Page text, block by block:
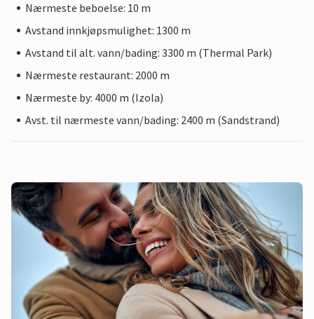
Nærmeste beboelse: 10 m
Avstand innkjøpsmulighet: 1300 m
Avstand til alt. vann/bading: 3300 m (Thermal Park)
Nærmeste restaurant: 2000 m
Nærmeste by: 4000 m (Izola)
Avst. til nærmeste vann/bading: 2400 m (Sandstrand)